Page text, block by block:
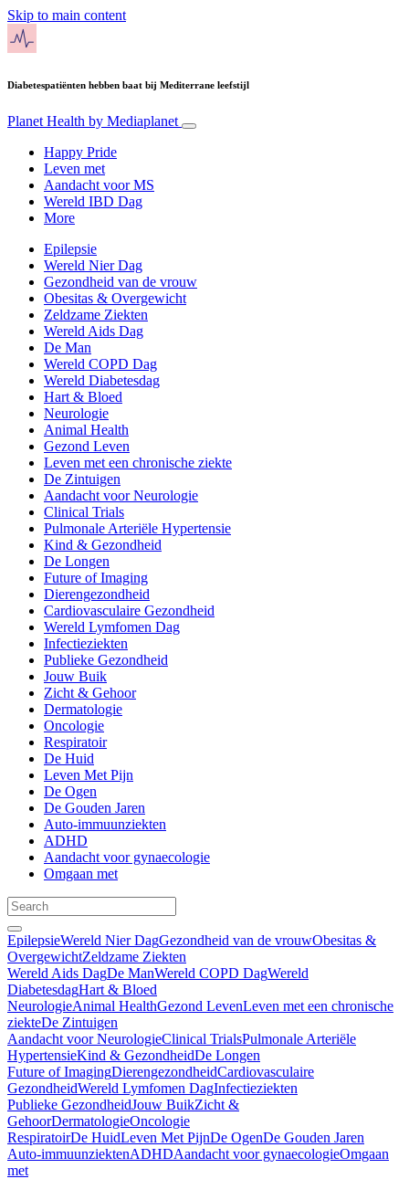
Skip to main content
Diabetespatiënten hebben baat bij Mediterrane leefstijl
Planet Health by Mediaplanet
Happy Pride
Leven met
Aandacht voor MS
Wereld IBD Dag
More
Epilepsie
Wereld Nier Dag
Gezondheid van de vrouw
Obesitas & Overgewicht
Zeldzame Ziekten
Wereld Aids Dag
De Man
Wereld COPD Dag
Wereld Diabetesdag
Hart & Bloed
Neurologie
Animal Health
Gezond Leven
Leven met een chronische ziekte
De Zintuigen
Aandacht voor Neurologie
Clinical Trials
Pulmonale Arteriële Hypertensie
Kind & Gezondheid
De Longen
Future of Imaging
Dierengezondheid
Cardiovasculaire Gezondheid
Wereld Lymfomen Dag
Infectieziekten
Publieke Gezondheid
Jouw Buik
Zicht & Gehoor
Dermatologie
Oncologie
Respiratoir
De Huid
Leven Met Pijn
De Ogen
De Gouden Jaren
Auto-immuunziekten
ADHD
Aandacht voor gynaecologie
Omgaan met
EpilepsieWereld Nier DagGezondheid van de vrouwObesitas &
OvergewichtZeldzame Ziekten
Wereld Aids DagDe ManWereld COPD DagWereld
DiabetesdagHart & Bloed
NeurologieAnimal HealthGezond LevenLeven met een chronische
ziekteDe Zintuigen
Aandacht voor NeurologieClinical TrialsPulmonale Arteriële
HypertensieKind & GezondheidDe Longen
Future of ImagingDierengezondheidCardiovasculaire
GezondheidWereld Lymfomen DagInfectieziekten
Publieke GezondheidJouw BuikZicht &
GehoorDermatologieOncologie
RespiratoirDe HuidLeven Met PijnDe OgenDe Gouden Jaren
Auto-immuunziektenADHDAandacht voor gynaecologieOmgaan
met